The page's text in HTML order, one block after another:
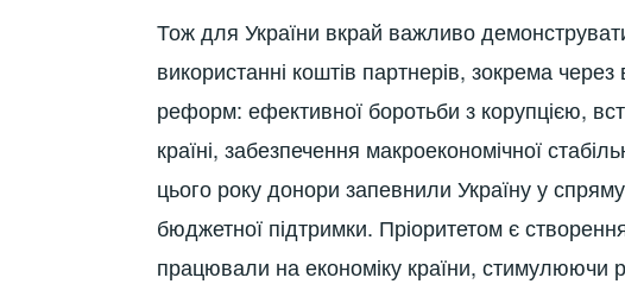
Тож для України вкрай важливо демонструвати
використанні коштів партнерів, зокрема
реформ: ефективної боротьби з корупцією,
країні, забезпечення макроекономічної
цього року донори запевнили Україну у
бюджетної підтримки. Пріоритетом є
працювали на економіку країни, стимулюючи